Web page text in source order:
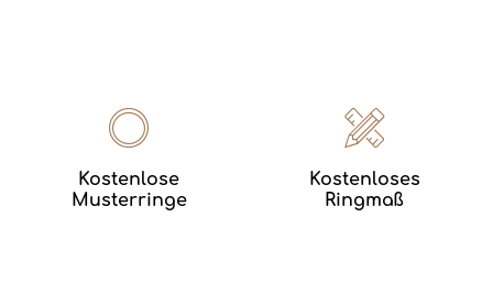
Kostenlose
Musterringe
Kostenloses
Ringmaß